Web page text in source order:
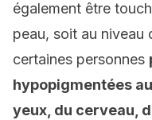
également être
peau, soit au niveau
certaines personnes
hypopigmentées
yeux, du cerveau,